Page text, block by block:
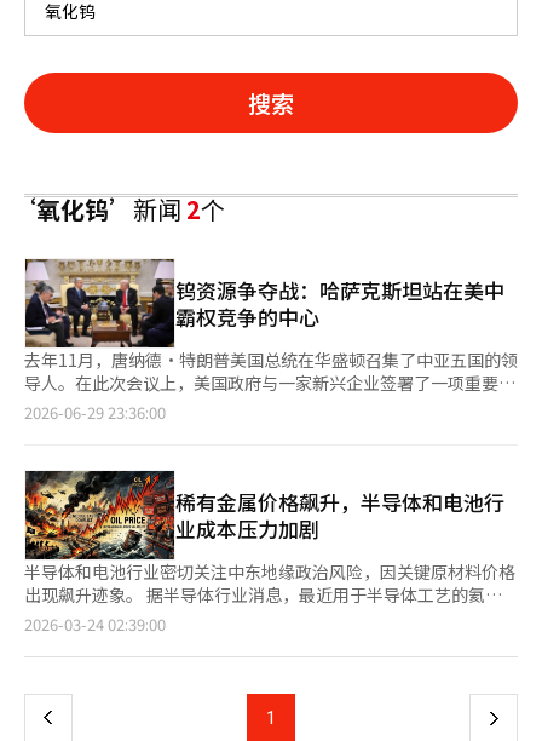
搜索
‘氧化钨’新闻2个
钨资源争夺战：哈萨克斯坦站在美中
霸权竞争的中心
去年11月，唐纳德·特朗普美国总统在华盛顿召集了中亚五国的领
导人。在此次会议上，美国政府与一家新兴企业签署了一项重要合
同，支持其开发全球最大未开发钨矿。会议的主办国是哈萨克斯
元的联邦财政支持。商务部长霍华德·拉特尼克在峰会上与哈萨克
斯坦工业建设部签署了谅解备忘录，而特朗普总统在几周前与哈萨
克斯坦总统卡西姆-若马尔特·托卡耶夫进行了电话沟通，协调最
终条件。卡兹资源董事会主席菲尼·阿尔陶斯在2026年3月接受
《快速市场(Fastmarkets)》采访时表示：“特朗普总统和拉特尼
克部长与托卡耶夫总统直接谈判的项目是唯一的。” 这一非同寻
常的合同清楚地表明了美国对钨资源的迫切需求。自2015年犹他
州最后一座矿山关闭以来，美国国内未生产出一吨钨。此外，钨也
是中国在过去一年中有计划地收紧对西方的供应链的关键资源。
出人口仅407人的小村庄“乌内克”的郊外，可以看到一排排积水
的巨大坑洞。这是冷战时期，前苏联技术人员为寻找钨而挖掘的痕
2026-06-29 23:36:00
稀有金属价格飙升，半导体和电池行
业成本压力加剧
半导体和电池行业密切关注中东地缘政治风险，因关键原材料价格
出现飙升迹象。 据半导体行业消息，最近用于半导体工艺的氦气
和氧化钨等材料价格急剧上涨。全球投资银行美银估计，现货氦气
227.47美元，比战争爆发前的183.06美元上涨了24%以上。 氦气
艺的良品率。钨是半导体内部微细电路的关键材料，在NAND闪存
2026-03-24 02:39:00
上
页
1 下